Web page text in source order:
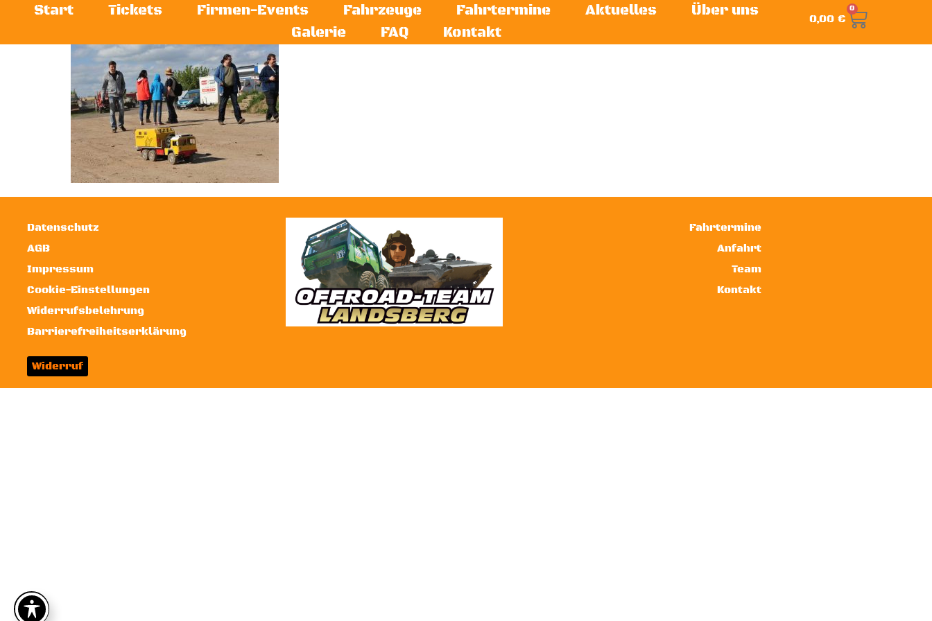
Start Tickets Firmen-Events Fahrzeuge Fahrtermine Aktuelles
Über uns
Galerie
FAQ Kontakt
0,00 €
0
Datenschutz
AGB
Impressum
Cookie-Einstellungen
Widerrufsbelehrung
Barrierefreiheitserklärung
Widerruf
Fahrtermine
Anfahrt
Team
Kontakt